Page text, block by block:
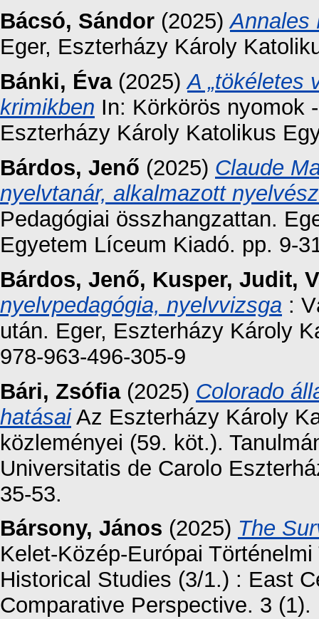
Bácsó, Sándor (2025)Annales
Eger, Eszterházy Károly
Bánki, Éva(2025)A „tökéletes
krimikben In: Körkörös nyomok
Eszterházy Károly Katolikus
Bárdos, Jenő (2025) Claude
nyelvtanár, alkalmazott
Pedagógiai összhangzattan.
Egyetem Líceum Kiadó. pp. 9-
Bárdos, Jenő, Kusper, Judit,
nyelvpedagógia, nyelvvizsga :
után. Eger, Eszterházy Károly
978-963-496-305-9
Bári, Zsófia(2025) Colorado
hatásaiAz Eszterházy Károly
közleményei (59. köt.).
Universitatis de Carolo
35-53.
Bársony, János (2025) The
Kelet-Közép-Európai
Historical Studies (3/1.) : East
Comparative Perspective. 3 (1).